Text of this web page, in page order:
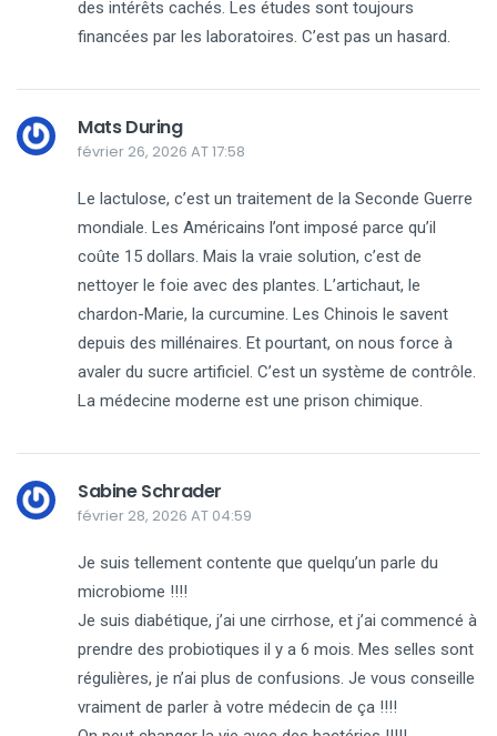
des intérêts cachés. Les études sont toujours
financées par les laboratoires. C’est pas un hasard.
Mats During
février 26, 2026 AT 17:58
Le lactulose, c’est un traitement de la Seconde Guerre
mondiale. Les Américains l’ont imposé parce qu’il
coûte 15 dollars. Mais la vraie solution, c’est de
nettoyer le foie avec des plantes. L’artichaut, le
chardon-Marie, la curcumine. Les Chinois le savent
depuis des millénaires. Et pourtant, on nous force à
avaler du sucre artificiel. C’est un système de contrôle.
La médecine moderne est une prison chimique.
Sabine Schrader
février 28, 2026 AT 04:59
Je suis tellement contente que quelqu’un parle du
microbiome !!!!
Je suis diabétique, j’ai une cirrhose, et j’ai commencé à
prendre des probiotiques il y a 6 mois. Mes selles sont
régulières, je n’ai plus de confusions. Je vous conseille
vraiment de parler à votre médecin de ça !!!!